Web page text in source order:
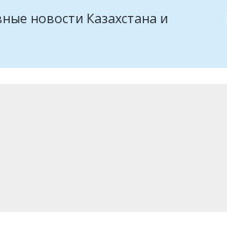
новости Казахстана и